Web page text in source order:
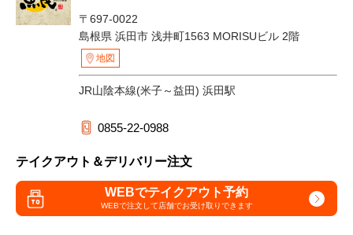
〒697-0022
島根県 浜田市 浅井町1563 MORISUビル 2階
地図
JR山陰本線(米子～益田) 浜田駅
0855-22-0988
テイクアウト＆デリバリー注文
WEBでテイクアウト予約
WEBで注文して店舗でお受け取りできます